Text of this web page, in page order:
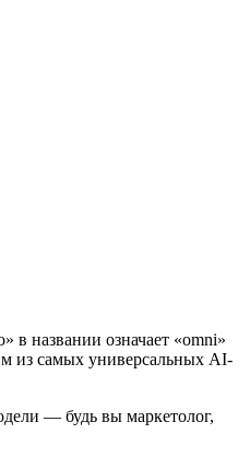
в названии означает «omni»
из самых универсальных AI-
— будь вы маркетолог,